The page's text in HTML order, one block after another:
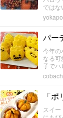
ではな
パー
今年の
なる
子で
「
スイ